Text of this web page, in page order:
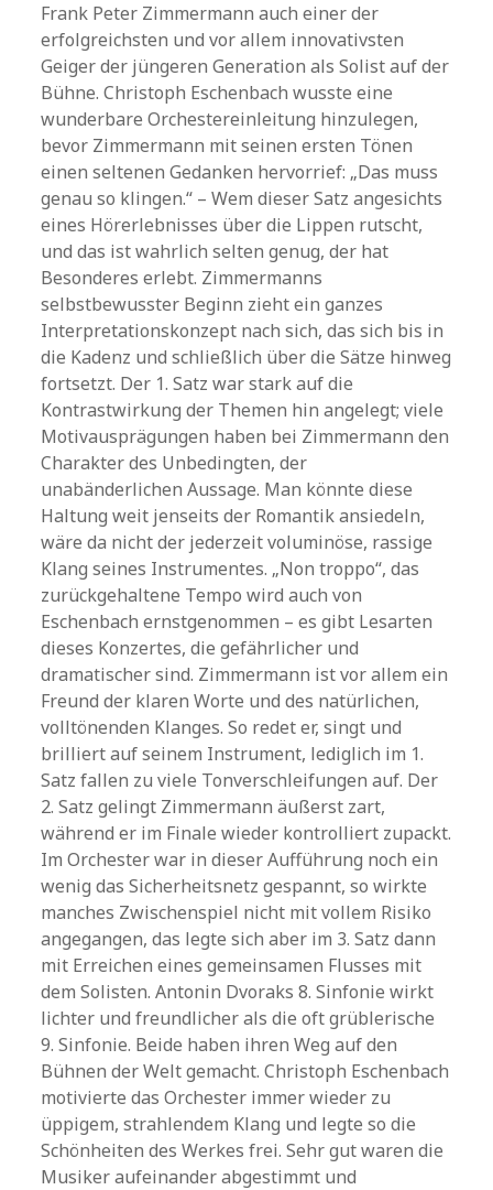
Frank Peter Zimmermann auch einer der
erfolgreichsten und vor allem innovativsten
Geiger der jüngeren Generation als Solist auf der
Bühne. Christoph Eschenbach wusste eine
wunderbare Orchestereinleitung hinzulegen,
bevor Zimmermann mit seinen ersten Tönen
einen seltenen Gedanken hervorrief: „Das muss
genau so klingen.“ – Wem dieser Satz angesichts
eines Hörerlebnisses über die Lippen rutscht,
und das ist wahrlich selten genug, der hat
Besonderes erlebt. Zimmermanns
selbstbewusster Beginn zieht ein ganzes
Interpretationskonzept nach sich, das sich bis in
die Kadenz und schließlich über die Sätze hinweg
fortsetzt. Der 1. Satz war stark auf die
Kontrastwirkung der Themen hin angelegt; viele
Motivausprägungen haben bei Zimmermann den
Charakter des Unbedingten, der
unabänderlichen Aussage. Man könnte diese
Haltung weit jenseits der Romantik ansiedeln,
wäre da nicht der jederzeit voluminöse, rassige
Klang seines Instrumentes. „Non troppo“, das
zurückgehaltene Tempo wird auch von
Eschenbach ernstgenommen – es gibt Lesarten
dieses Konzertes, die gefährlicher und
dramatischer sind. Zimmermann ist vor allem ein
Freund der klaren Worte und des natürlichen,
volltönenden Klanges. So redet er, singt und
brilliert auf seinem Instrument, lediglich im 1.
Satz fallen zu viele Tonverschleifungen auf. Der
2. Satz gelingt Zimmermann äußerst zart,
während er im Finale wieder kontrolliert zupackt.
Im Orchester war in dieser Aufführung noch ein
wenig das Sicherheitsnetz gespannt, so wirkte
manches Zwischenspiel nicht mit vollem Risiko
angegangen, das legte sich aber im 3. Satz dann
mit Erreichen eines gemeinsamen Flusses mit
dem Solisten. Antonin Dvoraks 8. Sinfonie wirkt
lichter und freundlicher als die oft grüblerische
9. Sinfonie. Beide haben ihren Weg auf den
Bühnen der Welt gemacht. Christoph Eschenbach
motivierte das Orchester immer wieder zu
üppigem, strahlendem Klang und legte so die
Schönheiten des Werkes frei. Sehr gut waren die
Musiker aufeinander abgestimmt und